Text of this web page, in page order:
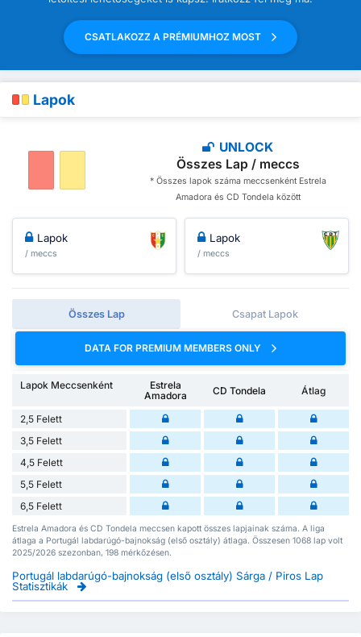
CSATLAKOZZ A PRÉMIUMHOZ MOST
Lapok
UNLOCK
Összes Lap / meccs
* Összes lapok száma meccsenként Estrela
Amadora és CD Tondela között
Lapok
/ meccs
Lapok
/ meccs
Összes Lap Csapat Lapok
DATA FOR PREMIUM MEMBERS ONLY
Lapok Meccsenként
Estrela
Amadora
CD Tondela Átlag
2,5 Felett
3,5 Felett
4,5 Felett
5,5 Felett
6,5 Felett
Estrela Amadora és CD Tondela meccsen kapott összes lapjainak száma. A liga
átlaga a Portugál labdarúgó-bajnokság (első osztály) átlaga. Összesen 1068 lap volt
2025/2026 szezonban, 198 mérkőzésen.
Portugál labdarúgó-bajnokság (első osztály) Sárga / Piros Lap
Statisztikák